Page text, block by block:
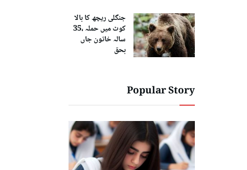
جنگلی ریچھ کا بالا
کوٹ میں حملہ ،35
سالہ خاتون جاں
بحق
Popular Story